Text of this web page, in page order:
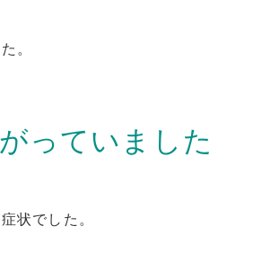
。
っていました
状でした。